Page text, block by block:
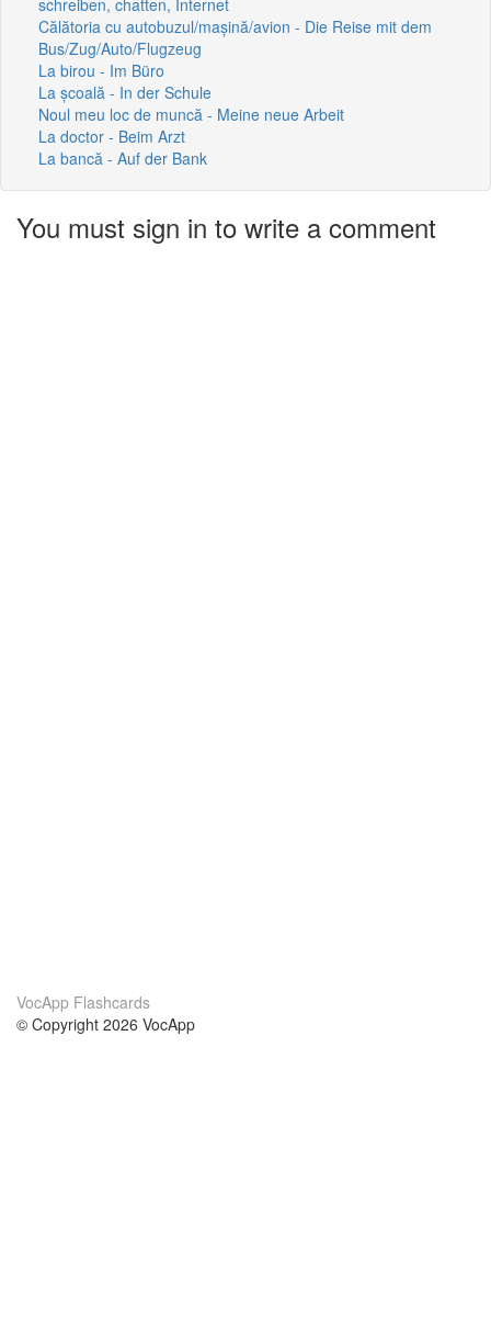
Călătoria cu autobuzul/mașină/avion - Die Reise mit dem
Bus/Zug/Auto/Flugzeug
La birou - Im Büro
La școală - In der Schule
Noul meu loc de muncă - Meine neue Arbeit
La doctor - Beim Arzt
La bancă - Auf der Bank
You must sign in to write a comment
VocApp Flashcards
© Copyright 2026 VocApp